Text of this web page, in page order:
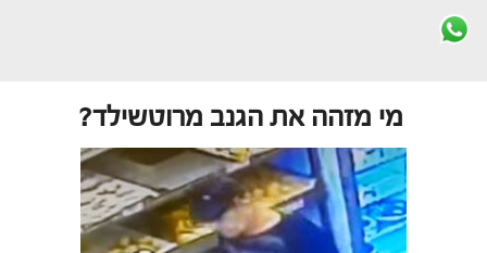
מי מזהה את הגנב מרוטשילד?